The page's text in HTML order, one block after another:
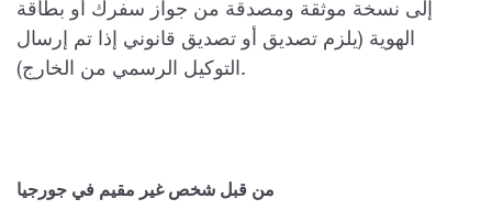
إلى نسخة موثقة ومصدقة من جواز سفرك أو بطاقة
الهوية (يلزم تصديق أو تصديق قانوني إذا تم إرسال
التوكيل الرسمي من الخارج).
من قبل شخص غير مقيم في جورجيا